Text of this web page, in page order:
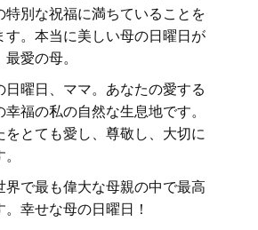
特別な祝福に満ちていることを
す。本当に美しい母の日曜日が
愛の母。
日曜日、ママ。あなたの愛する
幸福の私の自然な生息地です。
をとても愛し、尊敬し、大切に
界で最も偉大な母親の中で最高
。幸せな母の日曜日！